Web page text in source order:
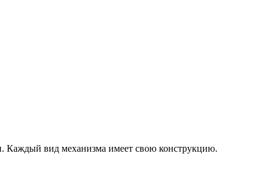
Каждый вид механизма имеет свою конструкцию.